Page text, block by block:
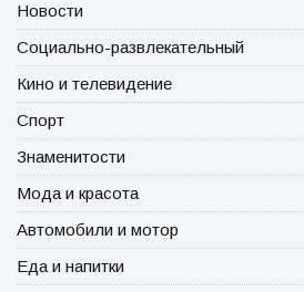
Новости
Социально-развлекательный
Кино и телевидение
Спорт
Знаменитости
Мода и красота
Автомобили и мотор
Еда и напитки